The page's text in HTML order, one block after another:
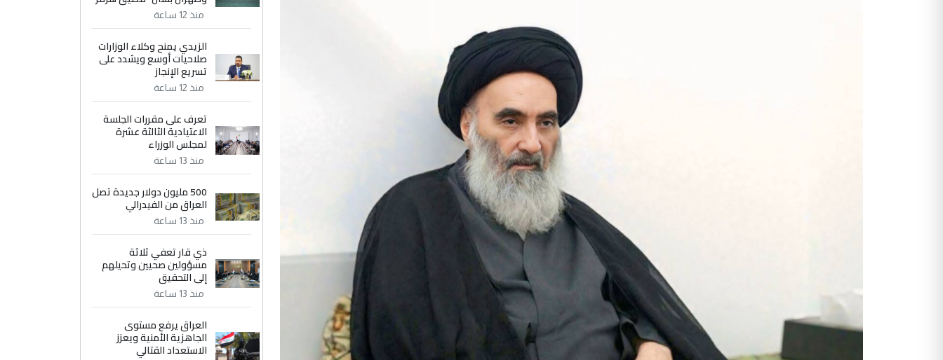
منذ 12 ساعة
الزيدي يمنح وكلاء الوزارات
صلاحيات أوسع ويشدد على
تسريع الإنجاز
منذ 12 ساعة
تعرف على مقررات الجلسة
الاعتيادية الثالثة عشرة
لمجلس الوزراء
منذ 13 ساعة
500 مليون دولار جديدة تصل
العراق من الفيدرالي
منذ 13 ساعة
ذي قار تعفي ثلاثة
مسؤولين صحيين وتحيلهم
إلى التحقيق
منذ 13 ساعة
العراق يرفع مستوى
الجاهزية الأمنية ويعزز
الاستعداد القتالي